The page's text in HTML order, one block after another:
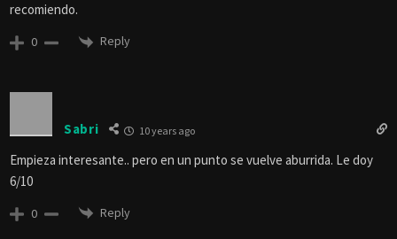
recomiendo.
0 Reply
Sabri 10 years ago
Empieza interesante.. pero en un punto se vuelve aburrida. Le doy
6/10
0 Reply